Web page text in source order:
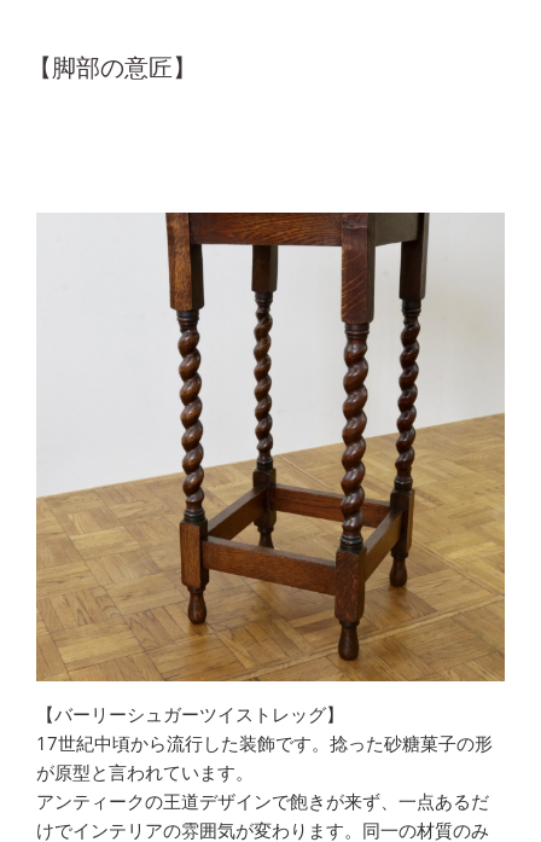
【脚部の意匠】
【バーリーシュガーツイストレッグ】
17世紀中頃から流行した装飾です。捻った砂糖菓子の形
が原型と言われています。
アンティークの王道デザインで飽きが来ず、一点あるだ
けでインテリアの雰囲気が変わります。同一の材質のみ